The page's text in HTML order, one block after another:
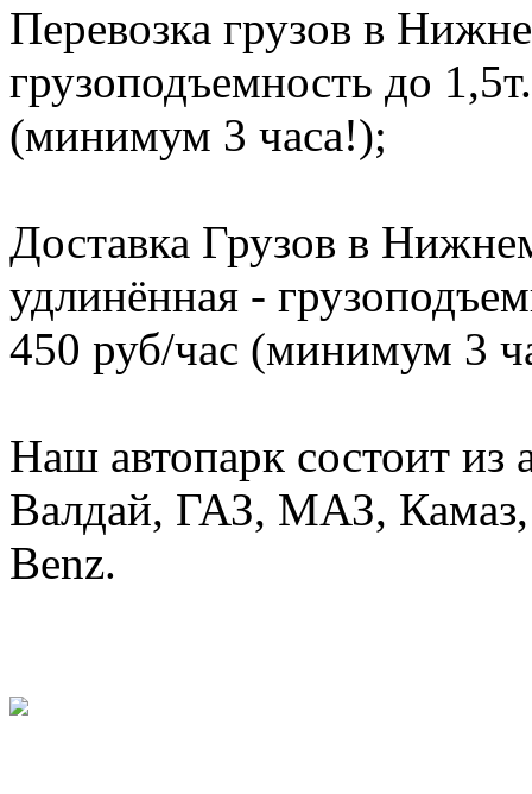
Перевозка грузов в
грузоподъемность до
(минимум 3 часа!);
Доставка Грузов в
удлинённая -
450 руб/час (минимум 3
Наш автопарк состоит из
Валдай, ГАЗ, МАЗ, Камаз,
Benz.